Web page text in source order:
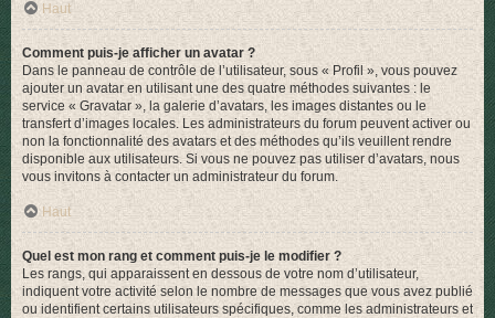
Haut
Comment puis-je afficher un avatar ?
Dans le panneau de contrôle de l’utilisateur, sous « Profil », vous pouvez
ajouter un avatar en utilisant une des quatre méthodes suivantes : le
service « Gravatar », la galerie d’avatars, les images distantes ou le
transfert d’images locales. Les administrateurs du forum peuvent activer ou
non la fonctionnalité des avatars et des méthodes qu’ils veuillent rendre
disponible aux utilisateurs. Si vous ne pouvez pas utiliser d’avatars, nous
vous invitons à contacter un administrateur du forum.
Haut
Quel est mon rang et comment puis-je le modifier ?
Les rangs, qui apparaissent en dessous de votre nom d’utilisateur,
indiquent votre activité selon le nombre de messages que vous avez publié
ou identifient certains utilisateurs spécifiques, comme les administrateurs et